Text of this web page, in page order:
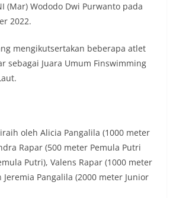
(Mar) Wododo Dwi Purwanto pada
2022.
mengikutsertakan beberapa atlet
sebagai Juara Umum Finswimming
oleh Alicia Pangalila (1000 meter
Rapar (500 meter Pemula Putri
Putri), Valens Rapar (1000 meter
Jeremia Pangalila (2000 meter Junior